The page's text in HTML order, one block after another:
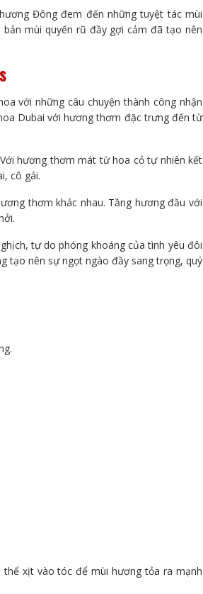
Đông đem đến những tuyệt tác mùi
bản mùi quyến rũ đầy gợi cảm đã tạo nên
với những câu chuyện thành công nhận
Dubai với hương thơm đặc trưng đến từ
hương thơm mát từ hoa cỏ tự nhiên kết
cô gái.
thơm khác nhau. Tầng hương đầu với
tự do phóng khoáng của tình yêu đôi
tạo nên sự ngọt ngào đầy sang trọng, quý
thể xịt vào tóc để mùi hương tỏa ra mạnh